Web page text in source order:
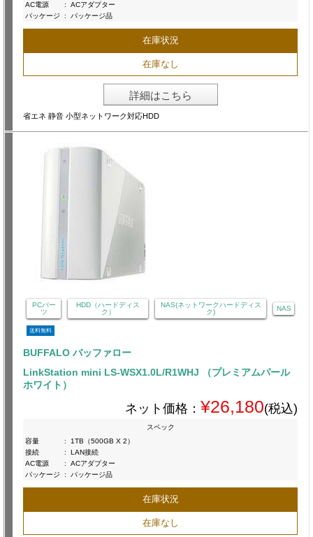
AC電源
:
ACアダプター
パッケージ
: パッケージ品
在庫状況
在庫なし
詳細はこちら
省エネ 静音 小型ネットワーク対応HDD
PCパー
ツ
HDD（ハードディス
ク）
NAS(ネットワークハードディス
ク)
NAS
送料無料
BUFFALO バッファロー
LinkStation mini LS-WSX1.0L/R1WHJ （プレミアムパール
ホワイト）
ネット価格： ¥26,180(税込)
スペック
容量
:
1TB（500GB X 2）
接続
:
LAN接続
AC電源
:
ACアダプター
パッケージ
: パッケージ品
在庫状況
在庫なし